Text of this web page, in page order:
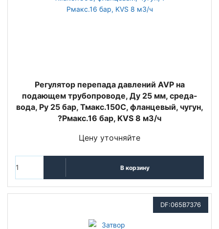
Регулятор перепада давлений AVP на
подающем трубопроводе, Ду 25 мм, среда-
вода, Ру 25 бар, Тмакс.150С, фланцевый, чугун,
?Pмакс.16 бар, KVS 8 м3/ч
Цену уточняйте
В корзину
DF:065B7376